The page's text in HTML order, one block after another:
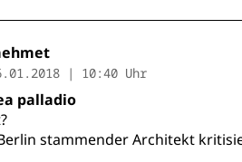
| 10:40 Uhr
palladio
stammender Architekt